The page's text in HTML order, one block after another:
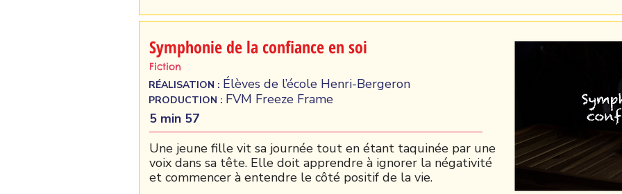
Symphonie de la confiance en soi
Fiction
RÉALISATION : Élèves de l’école Henri-Bergeron
PRODUCTION : FVM Freeze Frame
5 min 57
Une jeune fille vit sa journée tout en étant taquinée par une
voix dans sa tête. Elle doit apprendre à ignorer la négativité
et commencer à entendre le côté positif de la vie.